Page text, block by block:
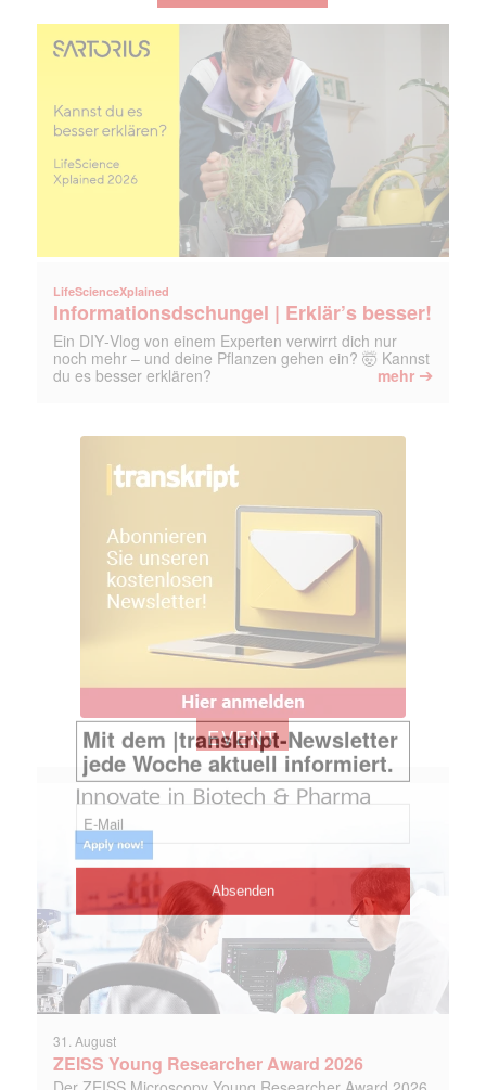
LifeScienceXplained
Informationsdschungel | Erklär’s besser!
Ein DIY‑Vlog von einem Experten verwirrt dich nur
noch mehr – und deine Pflanzen gehen ein? 🤯 Kannst
du es besser erklären?
mehr ➔
EVENT
31. August
ZEISS Young Researcher Award 2026